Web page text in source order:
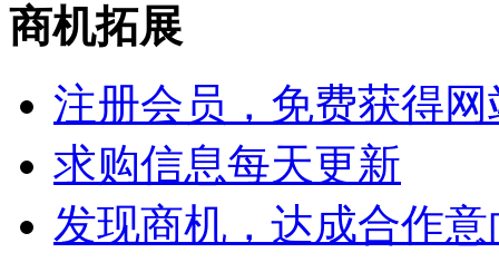
商机拓展
注册会员，免费获得网
求购信息每天更新
发现商机，达成合作意